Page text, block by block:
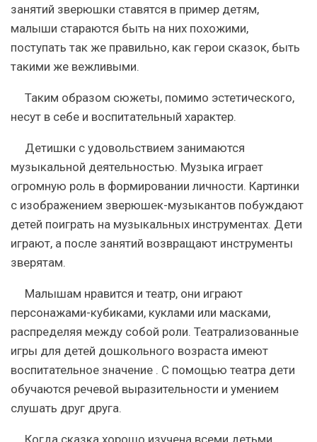
занятий зверюшки ставятся в пример детям,
малыши стараются быть на них похожими,
поступать так же правильно, как герои сказок, быть
такими же вежливыми.
Таким образом сюжеты, помимо эстетического,
несут в себе и воспитательный характер.
Детишки с удовольствием занимаются
музыкальной деятельностью. Музыка играет
огромную роль в формировании личности. Картинки
с изображением зверюшек-музыкантов побуждают
детей поиграть на музыкальных инструментах. Дети
играют, а после занятий возвращают инструменты
зверятам.
Малышам нравится и театр, они играют
персонажами-кубиками, куклами или масками,
распределяя между собой роли. Театрализованные
игры для детей дошкольного возраста имеют
воспитательное значение . С помощью театра дети
обучаются речевой выразительности и умением
слушать друг друга.
Когда сказка хорошо изучена всеми детьми,